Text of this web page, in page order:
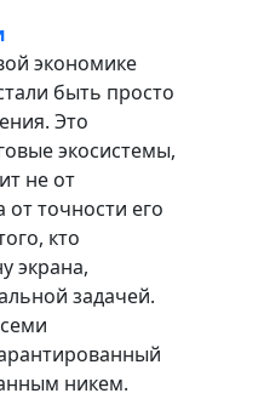
экономике
быть просто
Это
экосистемы,
не от
от точности его
кто
экрана,
задачей.
никем.